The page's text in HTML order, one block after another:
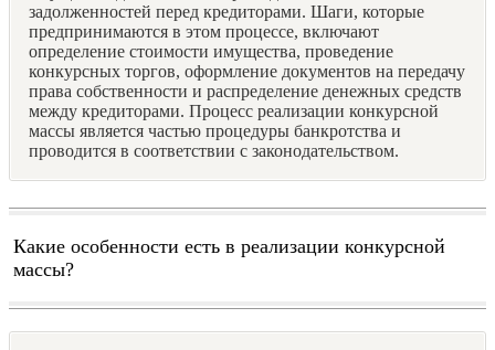
задолженностей перед кредиторами. Шаги, которые
предпринимаются в этом процессе, включают
определение стоимости имущества, проведение
конкурсных торгов, оформление документов на передачу
права собственности и распределение денежных средств
между кредиторами. Процесс реализации конкурсной
массы является частью процедуры банкротства и
проводится в соответствии с законодательством.
Какие особенности есть в реализации конкурсной
массы?